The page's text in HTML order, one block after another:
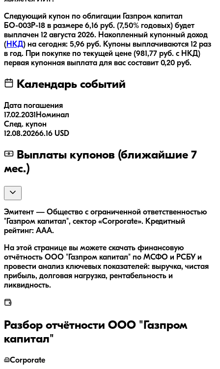
Следующий купон по облигации
Газпром капитал
БО-003Р-18 в размере 6,16 руб. (7,50% годовых) будет
выплачен 12 августа 2026. Накопленный купонный доход
( НКД) на сегодня: 5,96 руб. Купоны выплачиваются 12 раз
в год.
При покупке по текущей цене (981,77 руб. с НКД)
первая купонная выплата для вас составит 0,20 руб.
Календарь событий
Дата погашения
17.02.2031 Номинал
След. купон
12.08.20266.16 USD
Выплаты купонов (ближайшие 7
мес.)
Эмитент — Общество с ограниченной ответственностью
"Газпром капитал", сектор «Corporate». Кредитный
рейтинг: AAA.
На этой странице вы можете скачать финансовую
отчётность ООО "Газпром капитал" по МСФО и РСБУ и
провести анализ ключевых показателей: выручка, чистая
прибыль, долговая нагрузка, рентабельность и
ликвидность.
Разбор отчётности ООО "Газпром
капитал"
Corporate